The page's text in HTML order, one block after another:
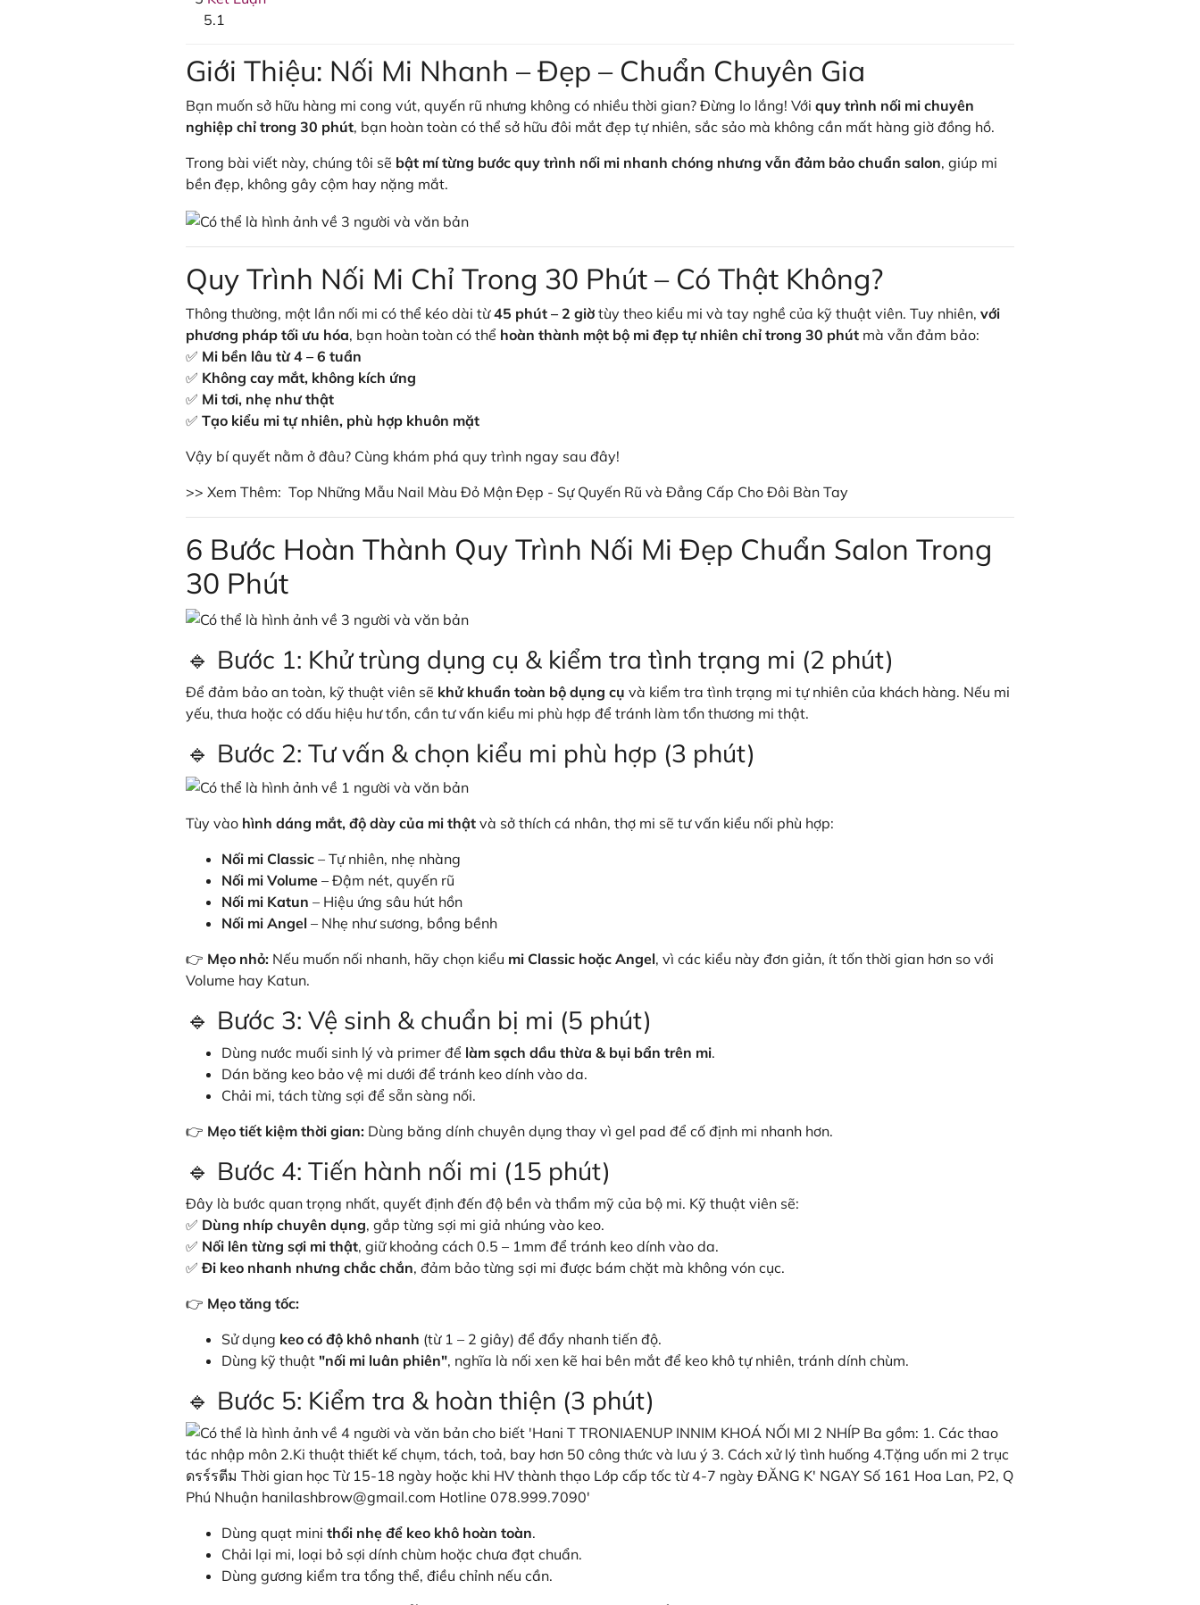
Giới Thiệu: Nối Mi Nhanh – Đẹp – Chuẩn Chuyên Gia
Bạn muốn sở hữu hàng mi cong vút, quyến rũ nhưng không có nhiều thời gian? Đừng lo lắng! Với quy trình nối mi chuyên
nghiệp chỉ trong 30 phút, bạn hoàn toàn có thể sở hữu đôi mắt đẹp tự nhiên, sắc sảo mà không cần mất hàng giờ đồng hồ.
Trong bài viết này, chúng tôi sẽ bật mí từng bước quy trình nối mi nhanh chóng nhưng vẫn đảm bảo chuẩn salon, giúp mi
bền đẹp, không gây cộm hay nặng mắt.
Quy Trình Nối Mi Chỉ Trong 30 Phút – Có Thật Không?
Thông thường, một lần nối mi có thể kéo dài từ45 phút – 2 giờ tùy theo kiểu mi và tay nghề của kỹ thuật viên. Tuy nhiên, với
phương pháp tối ưu hóa, bạn hoàn toàn có thể hoàn thành một bộ mi đẹp tự nhiên chỉ trong 30 phút mà vẫn đảm bảo:
✅ Mi bền lâu từ 4 – 6 tuần
✅ Không cay mắt, không kích ứng
✅ Mi tơi, nhẹ như thật
✅ Tạo kiểu mi tự nhiên, phù hợp khuôn mặt
Vậy bí quyết nằm ở đâu? Cùng khám phá quy trình ngay sau đây!
>> Xem Thêm: Top Những Mẫu Nail Màu Đỏ Mận Đẹp - Sự Quyến Rũ và Đẳng Cấp Cho Đôi Bàn Tay
6 Bước Hoàn Thành Quy Trình Nối Mi Đẹp Chuẩn Salon Trong
30 Phút
🔹 Bước 1: Khử trùng dụng cụ & kiểm tra tình trạng mi (2 phút)
Để đảm bảo an toàn, kỹ thuật viên sẽ khử khuẩn toàn bộ dụng cụ và kiểm tra tình trạng mi tự nhiên của khách hàng. Nếu mi
yếu, thưa hoặc có dấu hiệu hư tổn, cần tư vấn kiểu mi phù hợp để tránh làm tổn thương mi thật.
🔹 Bước 2: Tư vấn & chọn kiểu mi phù hợp (3 phút)
Tùy vào hình dáng mắt, độ dày của mi thật và sở thích cá nhân, thợ mi sẽ tư vấn kiểu nối phù hợp:
Nối mi Classic – Tự nhiên, nhẹ nhàng
Nối mi Volume – Đậm nét, quyến rũ
Nối mi Katun – Hiệu ứng sâu hút hồn
Nối mi Angel – Nhẹ như sương, bồng bềnh
👉 Mẹo nhỏ: Nếu muốn nối nhanh, hãy chọn kiểu mi Classic hoặc Angel, vì các kiểu này đơn giản, ít tốn thời gian hơn so với
Volume hay Katun.
🔹 Bước 3: Vệ sinh & chuẩn bị mi (5 phút)
Dùng nước muối sinh lý và primer để làm sạch dầu thừa & bụi bẩn trên mi.
Dán băng keo bảo vệ mi dưới để tránh keo dính vào da.
Chải mi, tách từng sợi để sẵn sàng nối.
👉 Mẹo tiết kiệm thời gian: Dùng băng dính chuyên dụng thay vì gel pad để cố định mi nhanh hơn.
🔹 Bước 4: Tiến hành nối mi (15 phút)
Đây là bước quan trọng nhất, quyết định đến độ bền và thẩm mỹ của bộ mi. Kỹ thuật viên sẽ:
✅ Dùng nhíp chuyên dụng, gắp từng sợi mi giả nhúng vào keo.
✅ Nối lên từng sợi mi thật, giữ khoảng cách 0.5 – 1mm để tránh keo dính vào da.
✅ Đi keo nhanh nhưng chắc chắn, đảm bảo từng sợi mi được bám chặt mà không vón cục.
👉 Mẹo tăng tốc:
Sử dụng keo có độ khô nhanh (từ 1 – 2 giây) để đẩy nhanh tiến độ.
Dùng kỹ thuật "nối mi luân phiên", nghĩa là nối xen kẽ hai bên mắt để keo khô tự nhiên, tránh dính chùm.
🔹 Bước 5: Kiểm tra & hoàn thiện (3 phút)
Dùng quạt mini thổi nhẹ để keo khô hoàn toàn.
Chải lại mi, loại bỏ sợi dính chùm hoặc chưa đạt chuẩn.
Dùng gương kiểm tra tổng thể, điều chỉnh nếu cần.